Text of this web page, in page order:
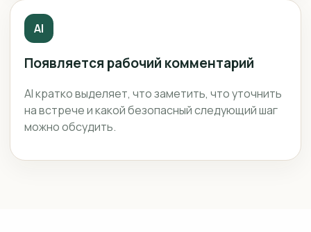
AI
Появляется рабочий комментарий
AI кратко выделяет, что заметить, что уточнить
на встрече и какой безопасный следующий шаг
можно обсудить.